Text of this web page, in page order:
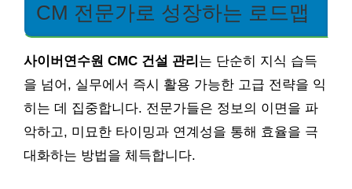
CM 전문가로 성장하는 로드맵
사이버연수원 CMC 건설 관리 는 단순히 지식 습득
을 넘어, 실무에서 즉시 활용 가능한 고급 전략을 익
히는 데 집중합니다. 전문가들은 정보의 이면을 파
악하고, 미묘한 타이밍과 연계성을 통해 효율을 극
대화하는 방법을 체득합니다.